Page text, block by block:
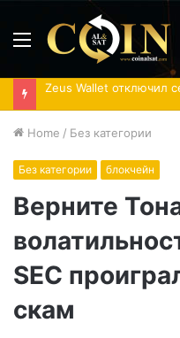
Menu
Zeus Wallet отключил
Home / Без категории
Без категории блокчейн
Верните
SEC
скам